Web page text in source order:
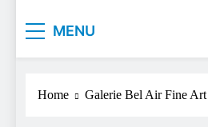
MENU
Home Galerie Bel Air Fine Art